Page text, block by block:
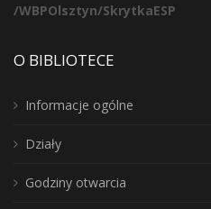
/WBPOlsztyn/SkrytkaESP
O BIBLIOTECE
Informacje ogólne
Działy
Godziny otwarcia